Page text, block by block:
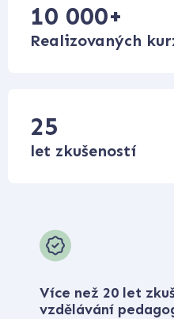
10 000+
Realizovaných
25
let zkušeností
Více než 20 let
vzdělávání